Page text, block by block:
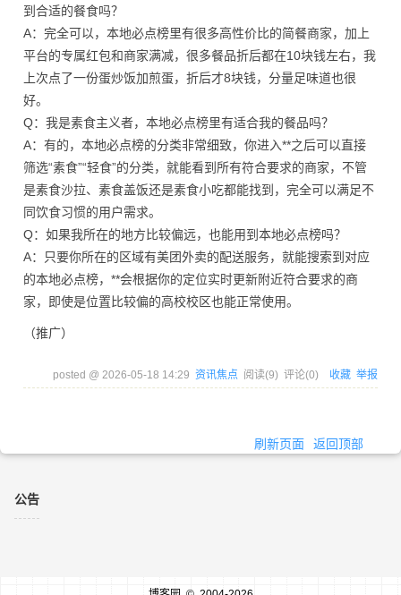
到合适的餐食吗？
A：完全可以，本地必点榜里有很多高性价比的简餐商家，加上
平台的专属红包和商家满减，很多餐品折后都在10块钱左右，我
上次点了一份蛋炒饭加煎蛋，折后才8块钱，分量足味道也很
好。
Q：我是素食主义者，本地必点榜里有适合我的餐品吗？
A：有的，本地必点榜的分类非常细致，你进入**之后可以直接
筛选“素食”“轻食”的分类，就能看到所有符合要求的商家，不管
是素食沙拉、素食盖饭还是素食小吃都能找到，完全可以满足不
同饮食习惯的用户需求。
Q：如果我所在的地方比较偏远，也能用到本地必点榜吗？
A：只要你所在的区域有美团外卖的配送服务，就能搜索到对应
的本地必点榜，**会根据你的定位实时更新附近符合要求的商
家，即使是位置比较偏的高校校区也能正常使用。
（推广）
posted @ 2026-05-18 14:29 资讯焦点 阅读(9) 评论(0) 收藏 举报
刷新页面 返回顶部
公告